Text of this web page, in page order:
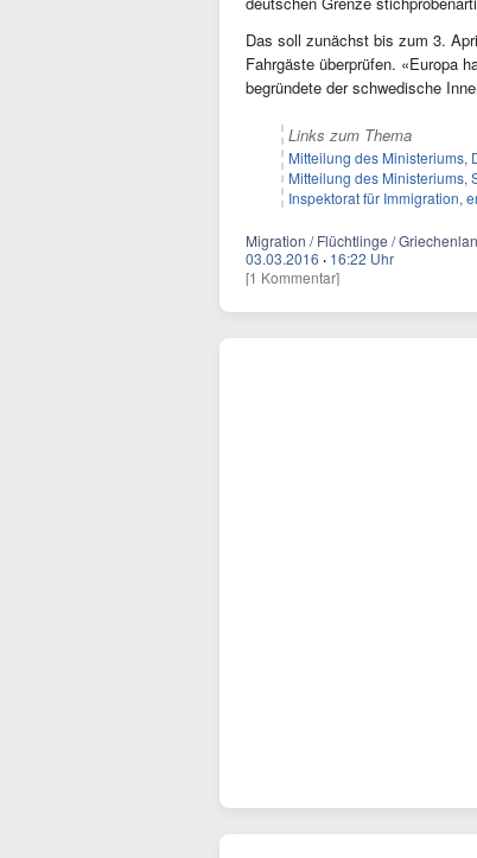
Das soll zunächst bis zum 3.
Fahrgäste überprüfen. «Europa
begründete der schwedische
Links zum Thema
Mitteilung des Ministeriums,
Mitteilung des Ministeriums,
Inspektorat für Immigration,
Migration / Flüchtlinge /
03.03.2016 · 16:22 Uhr
[1 Kommentar]